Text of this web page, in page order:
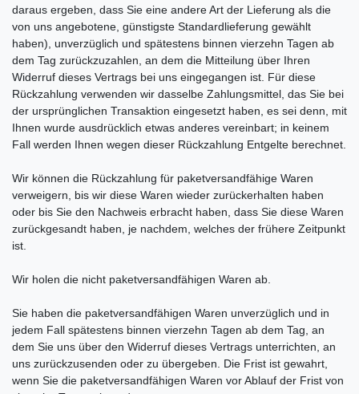
daraus ergeben, dass Sie eine andere Art der Lieferung als die
von uns angebotene, günstigste Standardlieferung gewählt
haben), unverzüglich und spätestens binnen vierzehn Tagen ab
dem Tag zurückzuzahlen, an dem die Mitteilung über Ihren
Widerruf dieses Vertrags bei uns eingegangen ist. Für diese
Rückzahlung verwenden wir dasselbe Zahlungsmittel, das Sie bei
der ursprünglichen Transaktion eingesetzt haben, es sei denn, mit
Ihnen wurde ausdrücklich etwas anderes vereinbart; in keinem
Fall werden Ihnen wegen dieser Rückzahlung Entgelte berechnet.
Wir können die Rückzahlung für paketversandfähige Waren
verweigern, bis wir diese Waren wieder zurückerhalten haben
oder bis Sie den Nachweis erbracht haben, dass Sie diese Waren
zurückgesandt haben, je nachdem, welches der frühere Zeitpunkt
ist.
Wir holen die nicht paketversandfähigen Waren ab.
Sie haben die paketversandfähigen Waren unverzüglich und in
jedem Fall spätestens binnen vierzehn Tagen ab dem Tag, an
dem Sie uns über den Widerruf dieses Vertrags unterrichten, an
uns zurückzusenden oder zu übergeben. Die Frist ist gewahrt,
wenn Sie die paketversandfähigen Waren vor Ablauf der Frist von